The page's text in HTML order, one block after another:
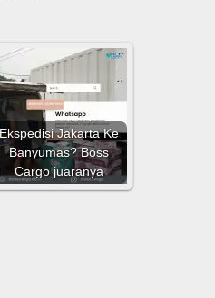
Ekspedisi Jakarta Ke
Banyumas? Boss
Cargo juaranya